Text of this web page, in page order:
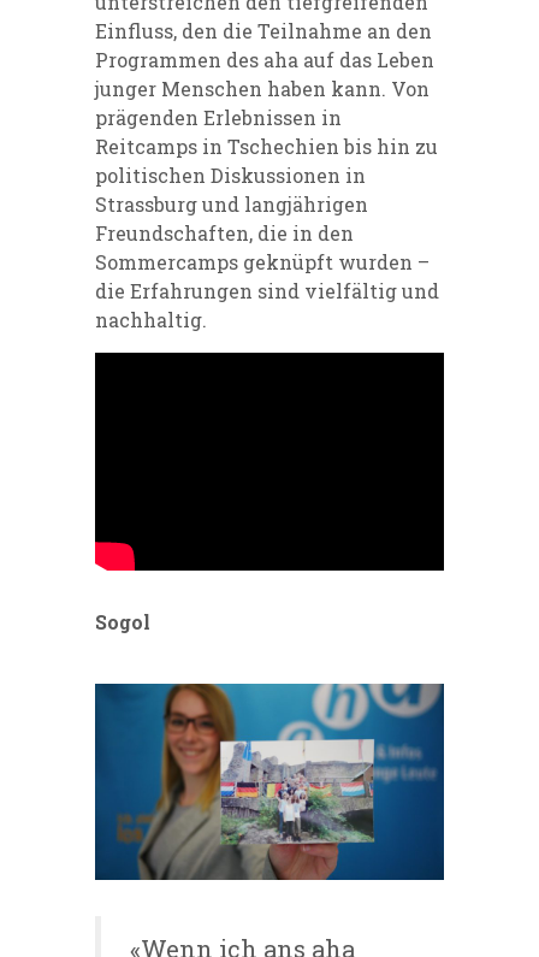
Einfluss, den die Teilnahme an den
Programmen des aha auf das Leben
junger Menschen haben kann. Von
prägenden Erlebnissen in
Reitcamps in Tschechien bis hin zu
politischen Diskussionen in
Strassburg und langjährigen
Freundschaften, die in den
Sommercamps geknüpft wurden –
die Erfahrungen sind vielfältig und
nachhaltig.
Sogol
«Wenn ich ans aha